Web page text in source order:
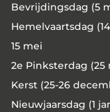
Bevrijdingsdag (5
Hemelvaartsdag
15 mei
2e Pinksterdag (25
Kerst (25-26
Nieuwjaarsdag (1